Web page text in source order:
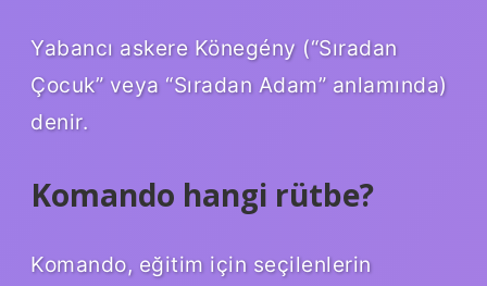
Yabancı askere Könegény (“Sıradan
Çocuk” veya “Sıradan Adam” anlamında)
denir.
Komando hangi rütbe?
Komando, eğitim için seçilenlerin